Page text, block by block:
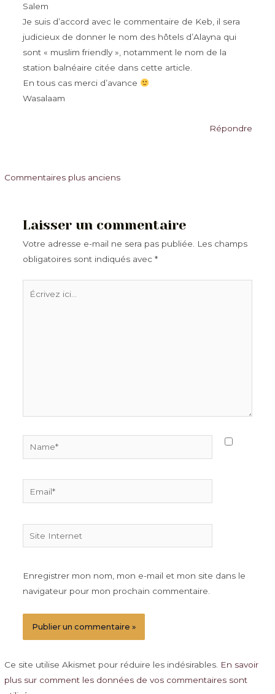
Salem
Je suis d’accord avec le commentaire de Keb, il sera
judicieux de donner le nom des hôtels d’Alayna qui
sont « muslim friendly », notamment le nom de la
station balnéaire citée dans cette article.
En tous cas merci d’avance
Wasalaam
Répondre
Commentaires
récents
Commentaires plus anciens
Laisser un commentaire
Votre adresse e-mail ne sera pas publiée. Les champs
obligatoires sont indiqués avec *
Site
Internet
Enregistrer mon nom, mon e-mail et mon site dans le
navigateur pour mon prochain commentaire.
Ce site utilise Akismet pour réduire les indésirables. En savoir
plus sur comment les données de vos commentaires sont